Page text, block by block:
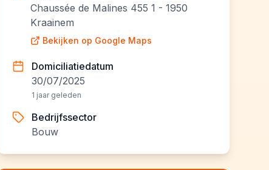
Chaussée de Malines 455 1 - 1950
Kraainem
Bekijken op Google Maps
Domiciliatiedatum
30/07/2025
1 jaar geleden
Bedrijfssector
Bouw